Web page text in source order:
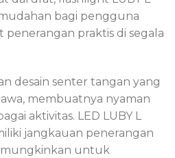
bagi pengguna
praktis di segala
desain senter tangan yang
membuatnya nyaman
aktivitas. LED LUBY L
jangkauan penerangan
untuk